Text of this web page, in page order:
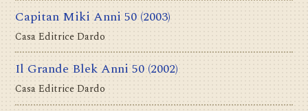
Capitan Miki Anni 50 (2003)
Casa Editrice Dardo
Il Grande Blek Anni 50 (2002)
Casa Editrice Dardo